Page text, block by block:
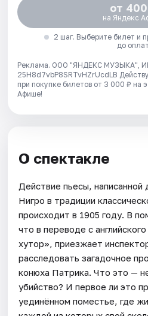
от
на Яндекс
2 шаг. Выберите билет и
до
Реклама. ООО "ЯНДЕКС МУЗЫКА",
25H8d7vbP8SRTvHZrUcdLB
при покупке билетов от 3 000 ₽ на
Афише!
О спектакле
Действие пьесы,
Нигро в традиции
происходит в 1905 году. В
что в переводе с
хутор», приезжает
расследовать загадочное
конюха Патрика. Что это —
убийство? И первое ли это
уединённом поместье, где